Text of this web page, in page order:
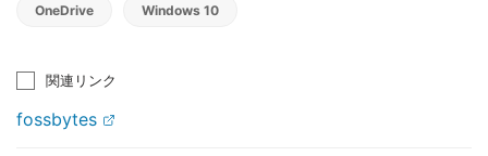
OneDrive Windows 10
関連リンク
fossbytes